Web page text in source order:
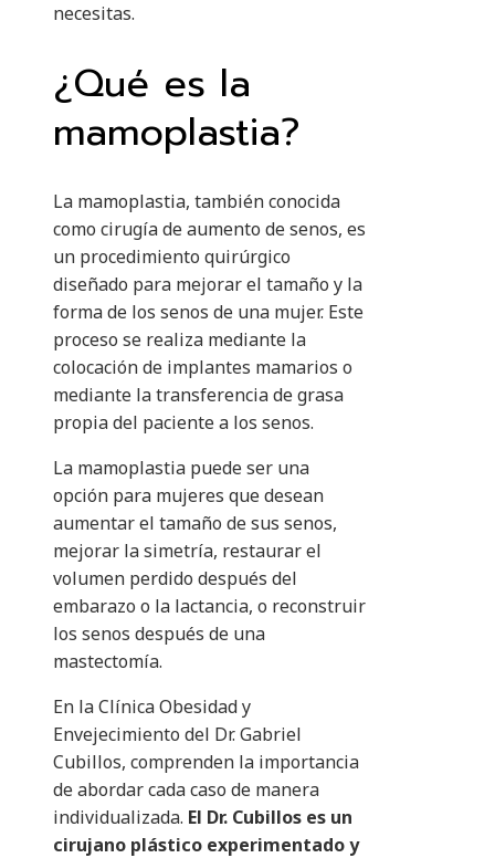
necesitas.
¿Qué es la
mamoplastia?
La mamoplastia, también conocida
como cirugía de aumento de senos, es
un procedimiento quirúrgico
diseñado para mejorar el tamaño y la
forma de los senos de una mujer. Este
proceso se realiza mediante la
colocación de implantes mamarios o
mediante la transferencia de grasa
propia del paciente a los senos.
La mamoplastia puede ser una
opción para mujeres que desean
aumentar el tamaño de sus senos,
mejorar la simetría, restaurar el
volumen perdido después del
embarazo o la lactancia, o reconstruir
los senos después de una
mastectomía.
En la Clínica Obesidad y
Envejecimiento del Dr. Gabriel
Cubillos, comprenden la importancia
de abordar cada caso de manera
individualizada. El Dr. Cubillos es un
cirujano plástico experimentado y